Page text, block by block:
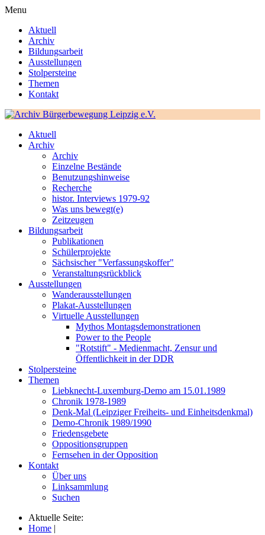
Menu
Aktuell
Archiv
Bildungsarbeit
Ausstellungen
Stolpersteine
Themen
Kontakt
Aktuell
Archiv
Archiv
Einzelne Bestände
Benutzungshinweise
Recherche
histor. Interviews 1979-92
Was uns bewegt(e)
Zeitzeugen
Bildungsarbeit
Publikationen
Schülerprojekte
Sächsischer "Verfassungskoffer"
Veranstaltungsrückblick
Ausstellungen
Wanderausstellungen
Plakat-Ausstellungen
Virtuelle Ausstellungen
Mythos Montagsdemonstrationen
Power to the People
"Rotstift" - Medienmacht, Zensur und
Öffentlichkeit in der DDR
Stolpersteine
Themen
Liebknecht-Luxemburg-Demo am 15.01.1989
Chronik 1978-1989
Denk-Mal (Leipziger Freiheits- und Einheitsdenkmal)
Demo-Chronik 1989/1990
Friedensgebete
Oppositionsgruppen
Fernsehen in der Opposition
Kontakt
Über uns
Linksammlung
Suchen
Aktuelle Seite:
Home |